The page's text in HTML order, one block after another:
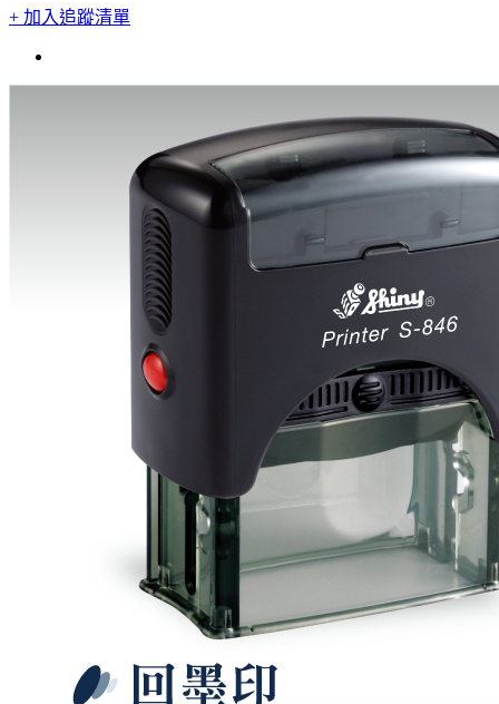
+ 加入追蹤清單